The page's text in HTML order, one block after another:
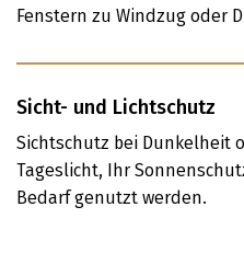
Fenstern zu Windzug oder
Sicht- und Lichtschutz
Sichtschutz bei Dunkelheit
Tageslicht, Ihr
Bedarf genutzt werden.